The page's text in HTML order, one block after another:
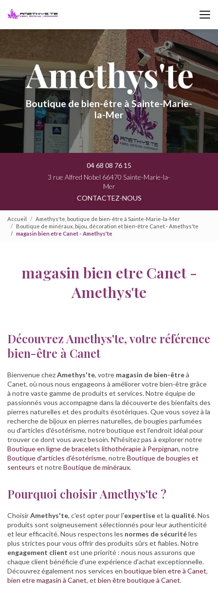
Boutique de bien-être à Sainte-Marie-
la-Mer
04 68 08 76 15
3 rue Alfred Nobel 66470 Sainte-Marie-la-
Mer
CONTACTEZ-NOUS
Accueil
Amethys'te, boutique de bien-être à Sainte-Marie-la-Mer
Boutique de minéraux, bijou, décoration et bien-être Canet - Amethys'te
magasin bien etre Canet - Amethys'te
magasin bien etre Canet -
Amethys'te
Découvrez Amethys'te, votre référence
bien-être à Canet
Bienvenue chezAmethys'te, votre magasin de bien-êtreà
Canet, où nous nous engageons à améliorer votre bien-être grâce
à notre vaste gamme de produits et services. Notre équipe de
passionnés vous accompagne dans la découverte des bienfaits des
pierres naturelles et des produits ésotériques. Que vous soyez à la
recherche de bijoux en pierres naturelles, de bougies parfumées
ou d'articles d'ésotérisme, notre boutique est l'endroit idéal pour
trouver ce dont vous avez besoin. N'hésitez pas à explorer notre
Boutique en ligne de bracelets lithothérapie à Perpignan, notre
Boutique d'articles d'ésotérisme, notreBoutique de bougies et
senteurs et notreBoutique de minéraux.
Pourquoi choisir Amethys'te ?
ChoisirAmethys'te, c'est opter pour l'expertiseet la qualité. Nos
produits sont soigneusement sélectionnés pour leur authenticité
et leur efficacité. Nous respectons les normes de sécuritéles
plus strictes pour vous offrir des produits sûrs et fiables. Notre
engagement client est une priorité : nous nous assurons que
chaque client bénéficie d'une expérience d'achat exceptionnelle.
Découvrez également nos services en boutique bien etre à Canet,
bien etre magasin à Canet, et bien être boutique à Canet.